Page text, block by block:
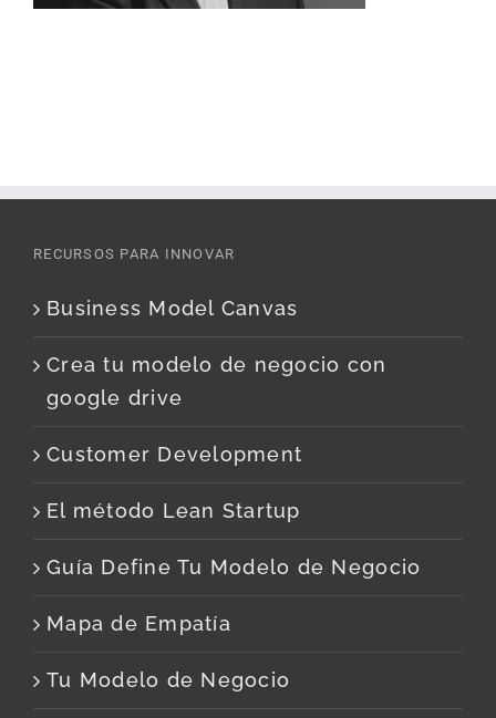
RECURSOS PARA INNOVAR
Business Model Canvas
Crea tu modelo de negocio con
google drive
Customer Development
El método Lean Startup
Guía Define Tu Modelo de Negocio
Mapa de Empatía
Tu Modelo de Negocio